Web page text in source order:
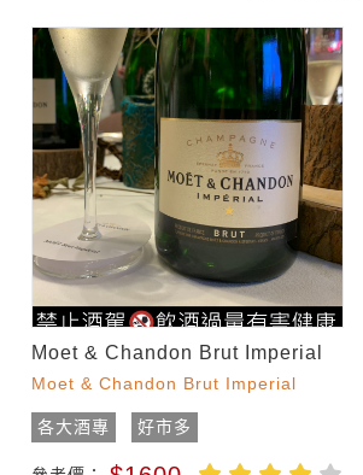
Moet & Chandon Brut Imperial
Moet & Chandon Brut Imperial
各大酒專 好市多